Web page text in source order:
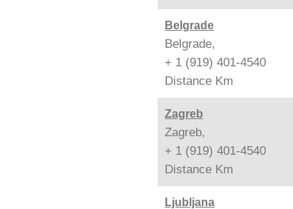
Belgrade
Belgrade,
+ 1 (919) 401-4540
Distance Km
Zagreb
Zagreb,
+ 1 (919) 401-4540
Distance Km
Ljubljana